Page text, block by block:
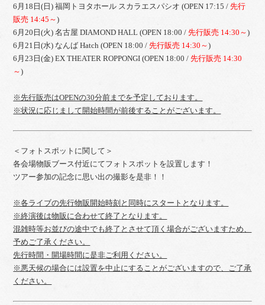
6月18日(日) 福岡トヨタホール スカラエスパシオ (OPEN 17:15 /先行
販売 14:45～)
6月20日(火) 名古屋 DIAMOND HALL (OPEN 18:00 /先行販売 14:30～)
6月21日(水) なんば Hatch (OPEN 18:00 /先行販売 14:30～)
6月23日(金) EX THEATER ROPPONGI (OPEN 18:00 /先行販売 14:30
～)
※先行販売はOPENの30分前までを予定しております。
※状況に応じまして開始時間が前後することがございます。
＜フォトスポットに関して＞
各会場物販ブース付近にてフォトスポットを設置します！
ツアー参加の記念に思い出の撮影を是非！！
※各ライブの先行物販開始時刻と同時にスタートとなります。
※終演後は物販に合わせて終了となります。
混雑時等お並びの途中でも終了とさせて頂く場合がございますため、
予めご了承ください。
先行時間・開場時間に是非ご利用ください。
※悪天候の場合には設置を中止にすることがございますので、ご了承
ください。